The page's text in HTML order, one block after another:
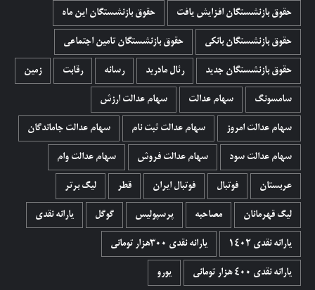
حقوق بازنشستگان افزایش یافت حقوق بازنشستگان این ماه
حقوق بازنشستگان بانکی حقوق بازنشستگان تامین اجتماعی
حقوق بازنشستگان جدید رئال مادرید رسانه رقابت زمین
سامسونگ سهام عدالت سهام عدالت ارزش
سهام عدالت امروز سهام عدالت ثبت نام سهام عدالت جاماندگان
سهام عدالت سود سهام عدالت فروش سهام عدالت وام
عربستان فوتبال فوتبال ایران قطر لیگ برتر
لیگ قهرمانان مصاحبه پرسپولیس گوگل یارانه نقدی
یارانه نقدی 1402 یارانه نقدی ۳۰۰هزار تومانی
یارانه نقدی ۴۰۰ هزار تومانی یورو